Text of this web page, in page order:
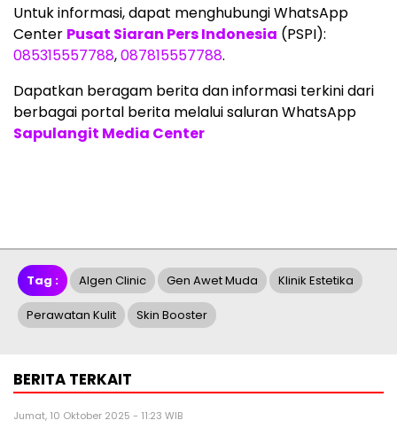
Untuk informasi, dapat menghubungi WhatsApp
Center Pusat Siaran Pers Indonesia (PSPI):
085315557788,087815557788.
Dapatkan beragam berita dan informasi terkini dari
berbagai portal berita melalui saluran WhatsApp
Sapulangit Media Center
Tag : Algen Clinic Gen Awet Muda Klinik Estetika
Perawatan Kulit Skin Booster
BERITA TERKAIT
Jumat, 10 Oktober 2025 - 11:23 WIB